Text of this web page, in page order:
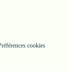
cookies